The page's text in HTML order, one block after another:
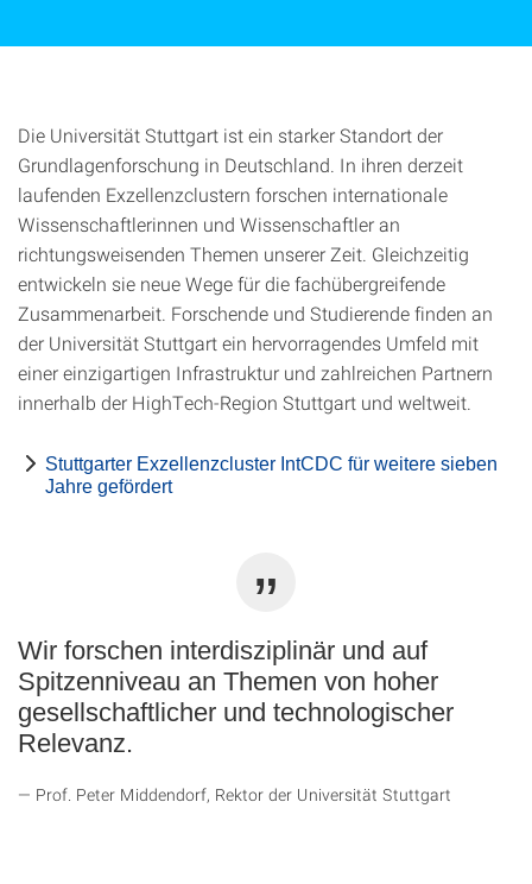
Die Universität Stuttgart ist ein starker Standort der
Grundlagenforschung in Deutschland. In ihren derzeit
laufenden Exzellenzclustern forschen internationale
Wissenschaftlerinnen und Wissenschaftler an
richtungsweisenden Themen unserer Zeit. Gleichzeitig
entwickeln sie neue Wege für die fachübergreifende
Zusammenarbeit. Forschende und Studierende finden an
der Universität Stuttgart ein hervorragendes Umfeld mit
einer einzigartigen Infrastruktur und zahlreichen Partnern
innerhalb der HighTech-Region Stuttgart und weltweit.
Stuttgarter Exzellenzcluster IntCDC für weitere sieben
Jahre gefördert
Wir forschen interdisziplinär und auf
Spitzenniveau an Themen von hoher
gesellschaftlicher und technologischer
Relevanz.
Prof. Peter Middendorf, Rektor der Universität Stuttgart